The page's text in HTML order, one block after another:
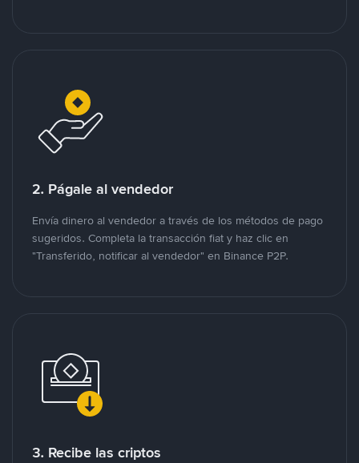
2. Págale al vendedor
Envía dinero al vendedor a través de los métodos de pago
sugeridos. Completa la transacción fiat y haz clic en
"Transferido, notificar al vendedor" en Binance P2P.
3. Recibe las criptos